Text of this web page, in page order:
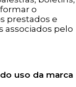
o
prestados e
associados pelo
do uso da marca